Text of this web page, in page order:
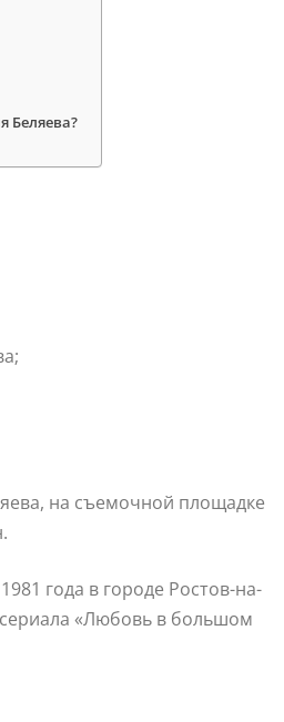
Беляева?
на съемочной площадке
года в городе Ростов-на-
«Любовь в большом